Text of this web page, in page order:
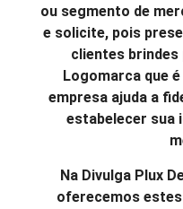
ou segmento de
e solicite, pois
clientes
Logomarca que
empresa ajuda a
estabelecer sua
Na Divulga Plux
oferecemos